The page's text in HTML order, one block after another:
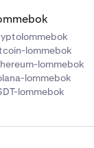
lommebok
lommebok
lommebok
lommebok